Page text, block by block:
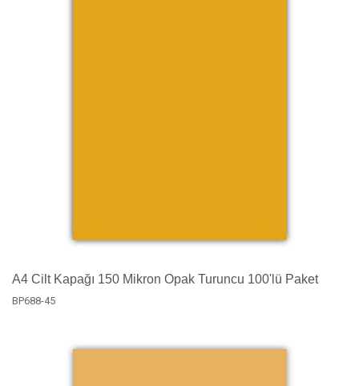
A4 Cilt Kapağı 150 Mikron Opak Turuncu 100'lü Paket
BP688-45